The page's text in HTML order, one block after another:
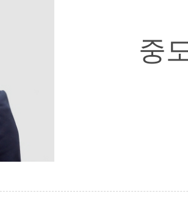
중